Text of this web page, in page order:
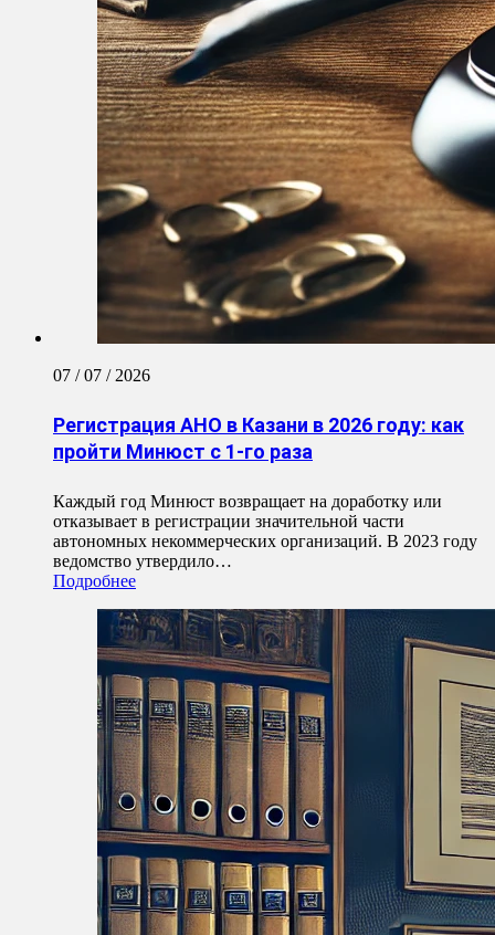
07 / 07 / 2026
Регистрация АНО в Казани в 2026 году: как
пройти Минюст с 1-го раза
Каждый год Минюст возвращает на доработку или
отказывает в регистрации значительной части
автономных некоммерческих организаций. В 2023 году
ведомство утвердило…
Подробнее